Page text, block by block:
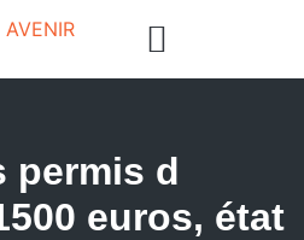
permis d
euros, état